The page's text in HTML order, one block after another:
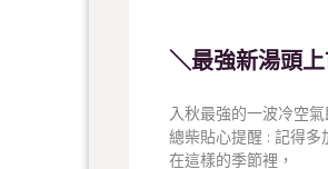
點選查看離你最近的養
#養鍋 #只敢給你最好的
＼最強新湯頭
入秋最強的一波冷空
總柴貼心提醒 : 記得多
在這樣的季節裡，